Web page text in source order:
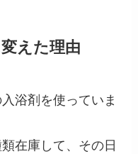
えた理由
浴剤を使っていま
在庫して、その日